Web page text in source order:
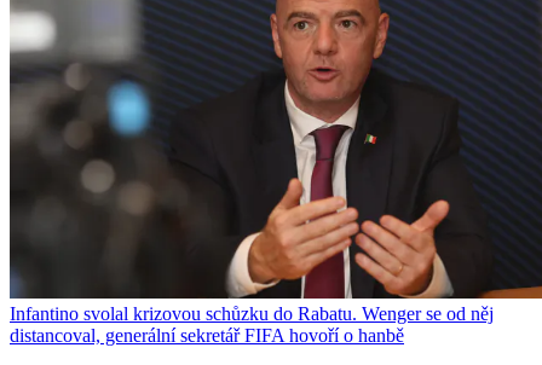
Infantino svolal krizovou schůzku do Rabatu. Wenger se od něj
distancoval, generální sekretář FIFA hovoří o hanbě